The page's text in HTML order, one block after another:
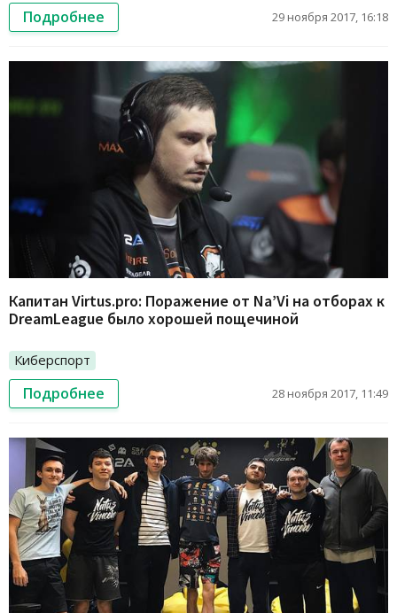
Подробнее 29 ноября 2017, 16:18
Капитан Virtus.pro: Поражение от Na’Vi на отборах к
DreamLeague было хорошей пощечиной
Киберспорт
Подробнее 28 ноября 2017, 11:49